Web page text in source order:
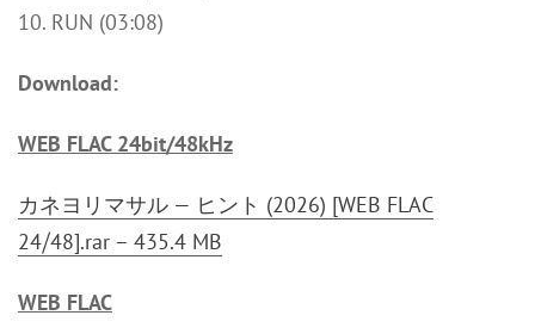
10. RUN (03:08)
Download:
WEB FLAC 24bit/48kHz
カネヨリマサル — ヒント (2026) [WEB FLAC
24⧸48].rar – 435.4 MB
WEB FLAC